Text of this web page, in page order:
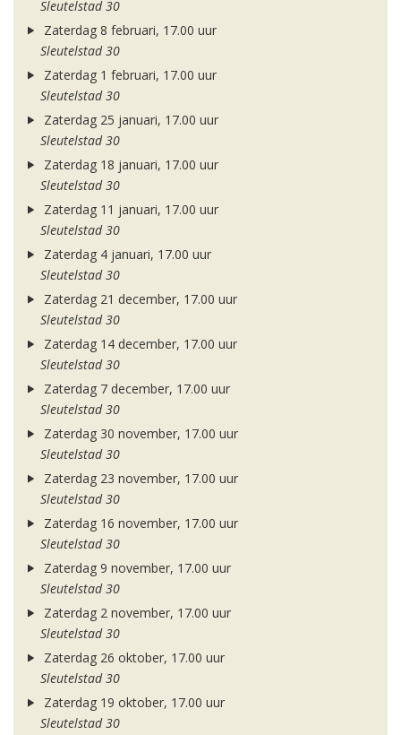
Sleutelstad 30
Zaterdag 8 februari, 17.00 uur
Sleutelstad 30
Zaterdag 1 februari, 17.00 uur
Sleutelstad 30
Zaterdag 25 januari, 17.00 uur
Sleutelstad 30
Zaterdag 18 januari, 17.00 uur
Sleutelstad 30
Zaterdag 11 januari, 17.00 uur
Sleutelstad 30
Zaterdag 4 januari, 17.00 uur
Sleutelstad 30
Zaterdag 21 december, 17.00 uur
Sleutelstad 30
Zaterdag 14 december, 17.00 uur
Sleutelstad 30
Zaterdag 7 december, 17.00 uur
Sleutelstad 30
Zaterdag 30 november, 17.00 uur
Sleutelstad 30
Zaterdag 23 november, 17.00 uur
Sleutelstad 30
Zaterdag 16 november, 17.00 uur
Sleutelstad 30
Zaterdag 9 november, 17.00 uur
Sleutelstad 30
Zaterdag 2 november, 17.00 uur
Sleutelstad 30
Zaterdag 26 oktober, 17.00 uur
Sleutelstad 30
Zaterdag 19 oktober, 17.00 uur
Sleutelstad 30